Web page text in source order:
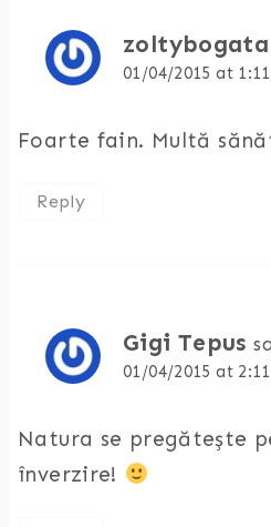
zoltybogata
01/04/2015 at
Foarte fain. Multă
Reply
Gigi Tepus
01/04/2015 at
Natura se pregătește
înverzire!